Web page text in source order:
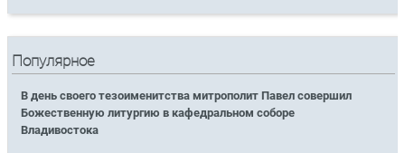
Популярное
В день своего тезоименитства митрополит Павел совершил
Божественную литургию в кафедральном соборе
Владивостока